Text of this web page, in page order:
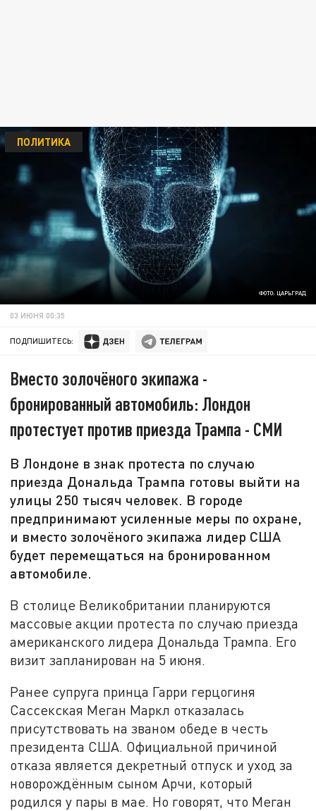
ФОТО: ЦАРЬГРАД
ПОЛИТИКА
03 ИЮНЯ 00:35
ПОДПИШИТЕСЬ:
Вместо золочёного экипажа -
бронированный автомобиль: Лондон
протестует против приезда Трампа - СМИ
В Лондоне в знак протеста по случаю
приезда Дональда Трампа готовы выйти на
улицы 250 тысяч человек. В городе
предпринимают усиленные меры по охране,
и вместо золочёного экипажа лидер США
будет перемещаться на бронированном
автомобиле.
В столице Великобритании планируются
массовые акции протеста по случаю приезда
американского лидера Дональда Трампа. Его
визит запланирован на 5 июня.
Ранее супруга принца Гарри герцогиня
Сассекская Меган Маркл отказалась
присутствовать на званом обеде в честь
президента США. Официальной причиной
отказа является декретный отпуск и уход за
новорождённым сыном Арчи, который
родился у пары в мае. Но говорят, что Меган